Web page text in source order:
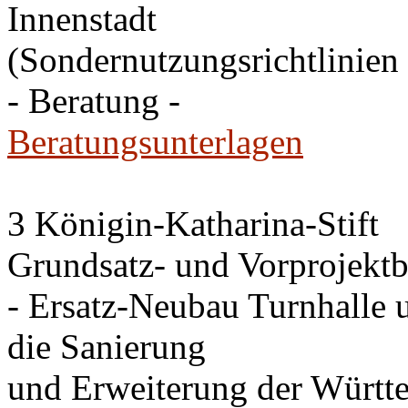
Innenstadt
(Sondernutzungsrichtlinien
- Beratung -
Beratungsunterlagen
3 Königin-Katharina-Stift
Grundsatz- und
- Ersatz-Neubau Turnhalle
die Sanierung
und Erweiterung der